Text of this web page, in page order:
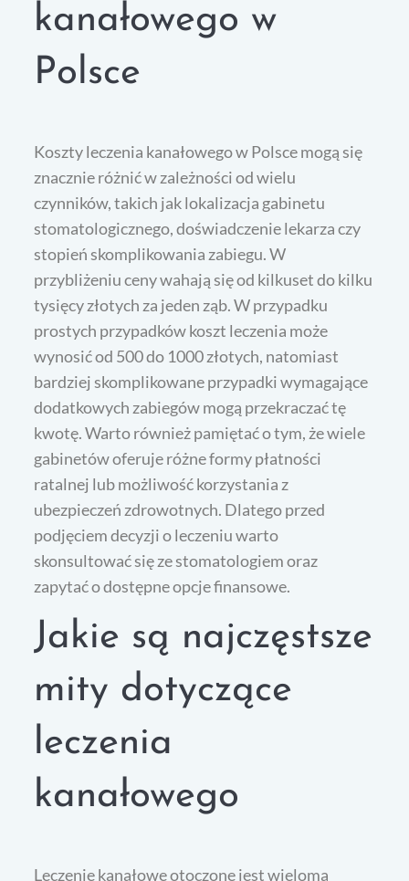
kanałowego w
Polsce
Koszty leczenia kanałowego w Polsce mogą się
znacznie różnić w zależności od wielu
czynników, takich jak lokalizacja gabinetu
stomatologicznego, doświadczenie lekarza czy
stopień skomplikowania zabiegu. W
przybliżeniu ceny wahają się od kilkuset do kilku
tysięcy złotych za jeden ząb. W przypadku
prostych przypadków koszt leczenia może
wynosić od 500 do 1000 złotych, natomiast
bardziej skomplikowane przypadki wymagające
dodatkowych zabiegów mogą przekraczać tę
kwotę. Warto również pamiętać o tym, że wiele
gabinetów oferuje różne formy płatności
ratalnej lub możliwość korzystania z
ubezpieczeń zdrowotnych. Dlatego przed
podjęciem decyzji o leczeniu warto
skonsultować się ze stomatologiem oraz
zapytać o dostępne opcje finansowe.
Jakie są najczęstsze
mity dotyczące
leczenia
kanałowego
Leczenie kanałowe otoczone jest wieloma